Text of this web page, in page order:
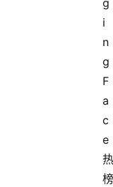
g
i
n
g
F
a
c
e
热
榜